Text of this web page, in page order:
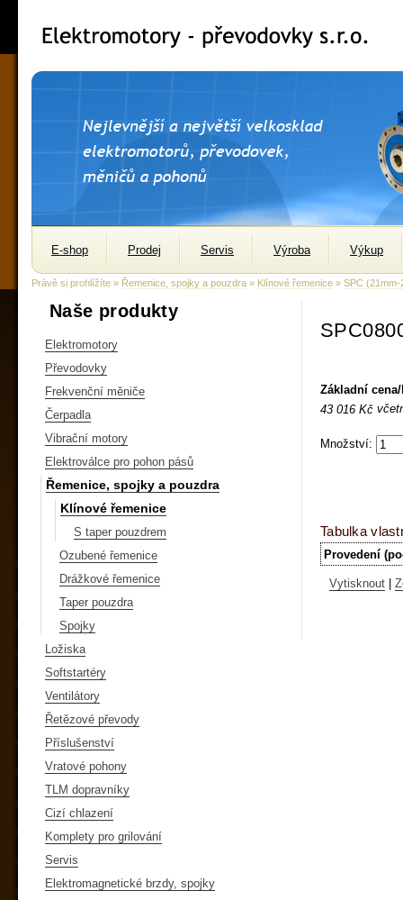
E-shop Prodej Servis Výroba Výkup
Právě si prohlížíte » Řemenice, spojky a pouzdra » Klínové řemenice » SPC (21mm-
Naše produkty
Elektromotory
Převodovky
Frekvenční měniče
Čerpadla
Vibrační motory
Elektroválce pro pohon pásů
Řemenice, spojky a pouzdra
Klínové řemenice
S taper pouzdrem
Ozubené řemenice
Drážkové řemenice
Taper pouzdra
Spojky
Ložiska
Softstartéry
Ventilátory
Řetězové převody
Příslušenství
Vratové pohony
TLM dopravníky
Cizí chlazení
Komplety pro grilování
Servis
Elektromagnetické brzdy, spojky
Základní
43 016 Kč
Množství:
Tabulka
Provedení
Vytisknout